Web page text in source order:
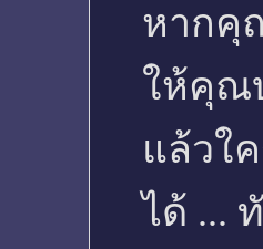
หากคุ
ให้คุณ
แล้วใ
ได้ ...